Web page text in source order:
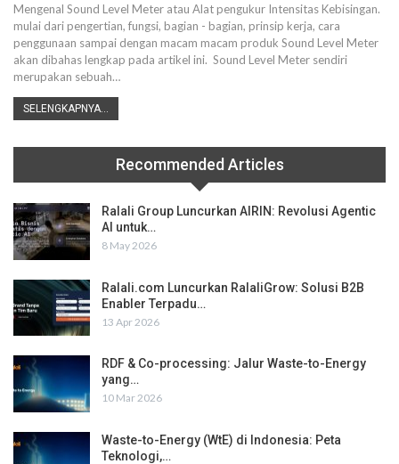
Mengenal Sound Level Meter atau Alat pengukur Intensitas Kebisingan.
mulai dari pengertian, fungsi, bagian - bagian, prinsip kerja, cara
penggunaan sampai dengan macam macam produk Sound Level Meter
akan dibahas lengkap pada artikel ini. Sound Level Meter sendiri
merupakan sebuah…
SELENGKAPNYA...
Recommended Articles
Ralali Group Luncurkan AIRIN: Revolusi Agentic
AI untuk…
8 May 2026
Ralali.com Luncurkan RalaliGrow: Solusi B2B
Enabler Terpadu…
13 Apr 2026
RDF & Co-processing: Jalur Waste-to-Energy
yang…
10 Mar 2026
Waste-to-Energy (WtE) di Indonesia: Peta
Teknologi,…